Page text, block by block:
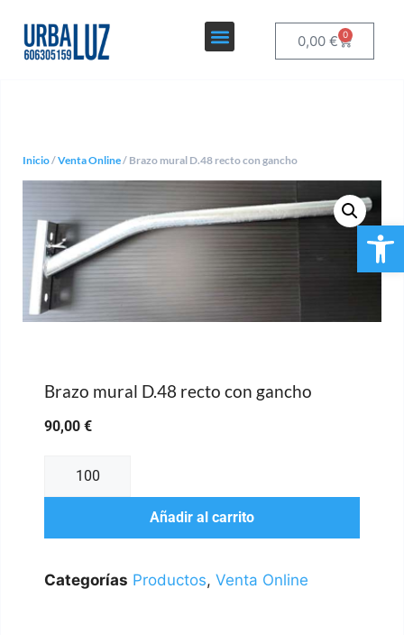
0,00 € 0
Inicio/Venta Online/ Brazo mural D.48 recto con gancho
Brazo mural D.48 recto con gancho
90,00 €
Añadir al carrito
Categorías Productos, Venta Online